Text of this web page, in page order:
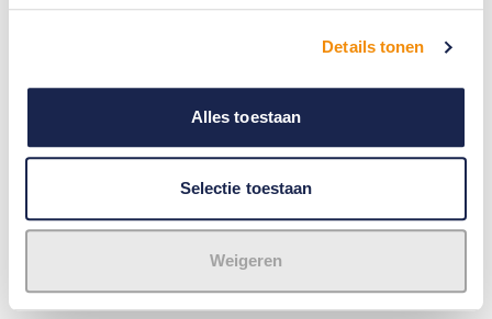
Details tonen
Alles toestaan
Selectie toestaan
Weigeren